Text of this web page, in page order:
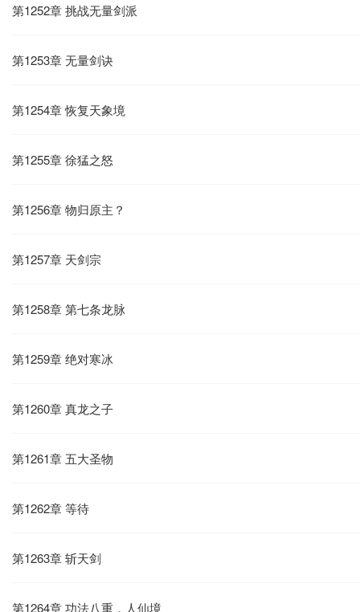
第1252章 挑战无量剑派
第1253章 无量剑诀
第1254章 恢复天象境
第1255章 徐猛之怒
第1256章 物归原主？
第1257章 天剑宗
第1258章 第七条龙脉
第1259章 绝对寒冰
第1260章 真龙之子
第1261章 五大圣物
第1262章 等待
第1263章 斩天剑
第1264章 功法八重，人仙境